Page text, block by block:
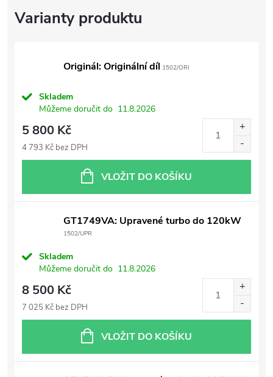
Originál: Originální díl 1502/ORI
Skladem
Můžeme doručit do 11.8.2026
5 800 Kč
4 793 Kč bez DPH
VLOŽIT DO KOŠÍKU
GT1749VA: Upravené turbo do 120kW
1502/UPR
Skladem
Můžeme doručit do 11.8.2026
8 500 Kč
7 025 Kč bez DPH
VLOŽIT DO KOŠÍKU